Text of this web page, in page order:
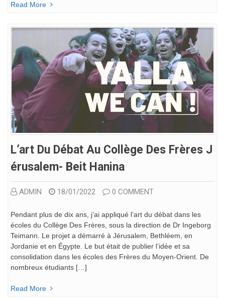
Read More
L’art Du Débat Au Collège Des Frères J
Érusalem- Beit Hanina
ADMIN 18/01/2022 0 COMMENT
Pendant plus de dix ans, j’ai appliqué l’art du débat dans les
écoles du Collège Des Frères, sous la direction de Dr Ingeborg
Teimann. Le projet a démarré à Jérusalem, Bethléem, en
Jordanie et en Égypte. Le but était de publier l’idée et sa
consolidation dans les écoles des Frères du Moyen-Orient. De
nombreux étudiants […]
Read More